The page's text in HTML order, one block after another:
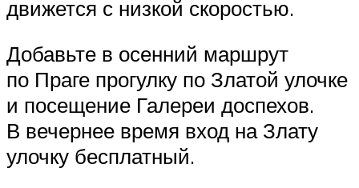
движется с низкой скоростью.
Добавьте в осенний маршрут
по Праге прогулку по Златой улочке
и посещение Галереи доспехов.
В вечернее время вход на Злату
улочку бесплатный.